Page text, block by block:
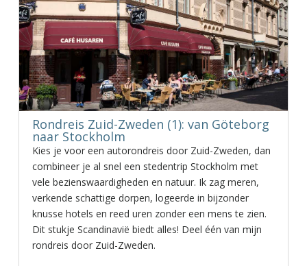
Rondreis Zuid-Zweden (1): van Göteborg
naar Stockholm
Kies je voor een autorondreis door Zuid-Zweden, dan
combineer je al snel een stedentrip Stockholm met
vele bezienswaardigheden en natuur. Ik zag meren,
verkende schattige dorpen, logeerde in bijzonder
knusse hotels en reed uren zonder een mens te zien.
Dit stukje Scandinavië biedt alles! Deel één van mijn
rondreis door Zuid-Zweden.